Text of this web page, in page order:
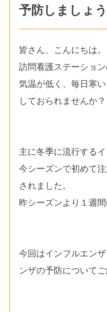
予防しましょう
皆さん、こんにちは。
訪問看護ステーショ
気温が低く、毎日寒
しておられませんか？
主に冬季に流行する
今シーズンで初めて
されました。
昨シーズンより１週間
今回はインフルエン
ンザの予防について